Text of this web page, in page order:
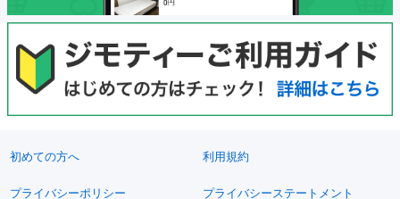
初めての方へ 利用規約
プライバシーポリシー プライバシーステートメント